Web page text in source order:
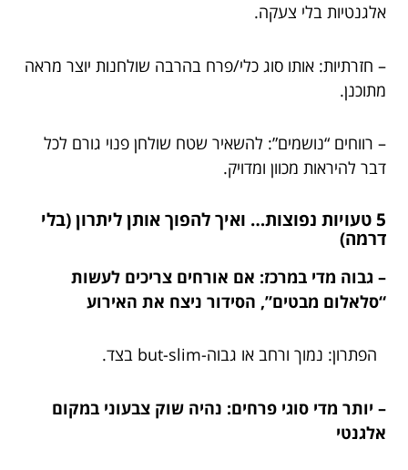
אלגנטיות בלי צעקה.
– חזרתיות: אותו סוג כלי/פרח בהרבה שולחנות יוצר מראה
מתוכנן.
– רווחים “נושמים”: להשאיר שטח שולחן פנוי גורם לכל
דבר להיראות מכוון ומדויק.
5 טעויות נפוצות… ואיך להפוך אותן ליתרון (בלי
דרמה)
– גבוה מדי במרכז: אם אורחים צריכים לעשות
“סלאלום מבטים”, הסידור ניצח את האירוע
הפתרון: נמוך ורחב או גבוה-but-slim בצד.
– יותר מדי סוגי פרחים: נהיה שוק צבעוני במקום
אלגנטי